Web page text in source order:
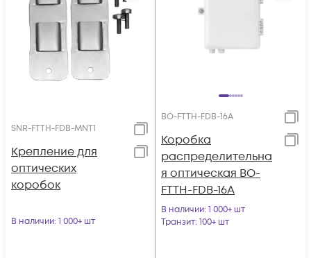
SNR-FTTH-FDB-MNT1
Крепление для
оптических
коробок
В наличии: 1 000+ шт
BO-FTTH-FDB-16A
Коробка
распределительна
я оптическая BO-
FTTH-FDB-16A
В наличии: 1 000+ шт
Транзит: 100+ шт